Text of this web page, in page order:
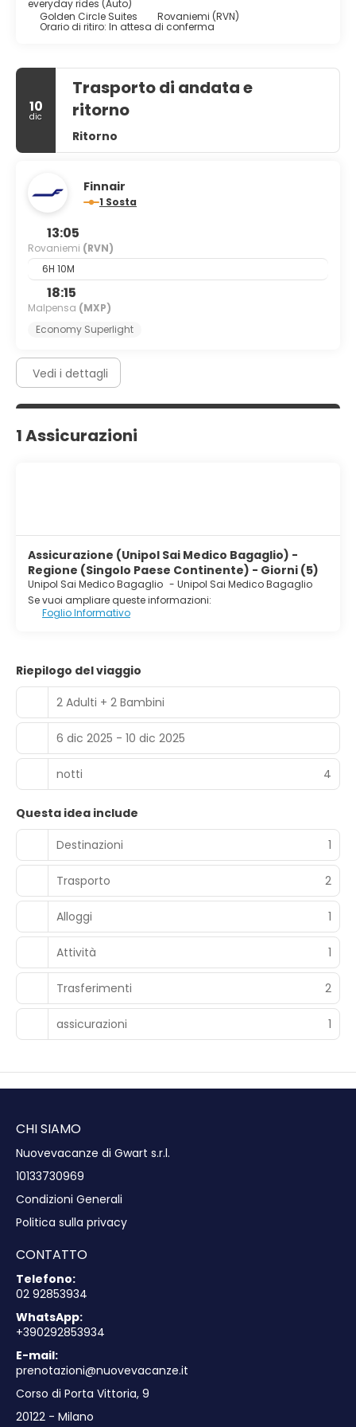
everyday rides (Auto)
Golden Circle Suites
Rovaniemi (RVN)
Orario di ritiro: In attesa di conferma
10
dic
Trasporto di andata e
ritorno
Ritorno
Finnair
1 Sosta
13:05
Rovaniemi (RVN)
6H 10M
18:15
Malpensa (MXP)
Economy Superlight
Vedi i dettagli
1 Assicurazioni
Assicurazione (Unipol Sai Medico Bagaglio) -
Regione (Singolo Paese Continente) - Giorni (5)
Unipol Sai Medico Bagaglio - Unipol Sai Medico Bagaglio
Se vuoi ampliare queste informazioni:
Foglio Informativo
Riepilogo del viaggio
2 Adulti + 2 Bambini
6 dic 2025 - 10 dic 2025
notti 4
Questa idea include
Destinazioni
1
Trasporto 2
Alloggi 1
Attività 1
Trasferimenti 2
assicurazioni 1
CHI SIAMO
Nuovevacanze di Gwart s.r.l.
10133730969
Condizioni Generali
Politica sulla privacy
CONTATTO
Telefono:
02 92853934
WhatsApp:
+390292853934
E-mail:
prenotazioni@nuovevacanze.it
Corso di Porta Vittoria, 9
20122 - Milano